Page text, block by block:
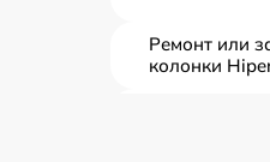
Ремонт или
колонки